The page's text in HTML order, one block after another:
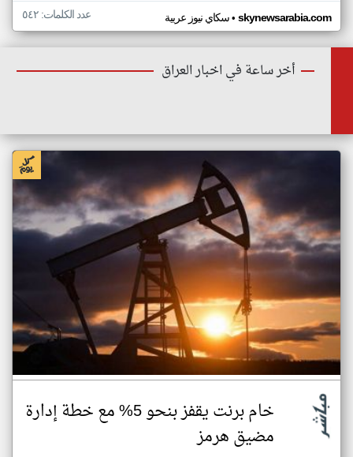
سكاي نيوز عربية• skynewsarabia.com عدد الكلمات: ٥٤٢
أخر ساعة في اخبار العراق
خام برنت يقفز بنحو 5% مع خطة إدارة
مضيق هرمز